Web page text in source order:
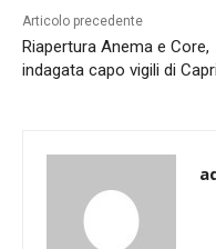
Articolo precedente
Riapertura Anema e Core,
indagata capo vigili di Capri